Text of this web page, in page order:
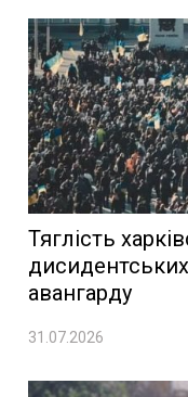
Тяглість
дисидентських
авангарду
31.07.2026